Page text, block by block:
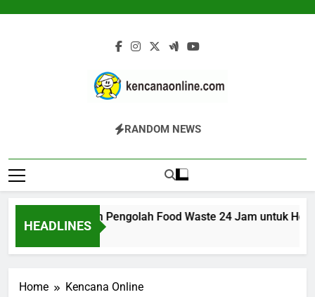
Kencana Online
Jasa Pengelolaan Sampah Kawasan
Dan Industri
RANDOM NEWS
HEADLINES
ARK 200K: Mesin Pengolah Food Waste 24 Jam untuk Hotel,
18 Jam Ago
Home Kencana Online